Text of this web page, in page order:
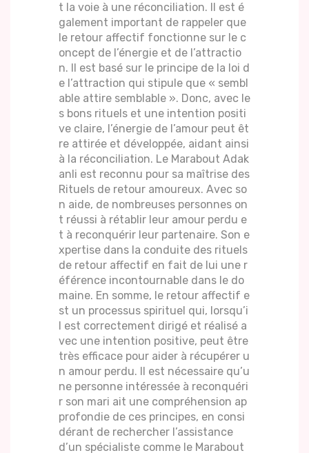
t la voie à une réconciliation. Il est é
galement important de rappeler que
le retour affectif fonctionne sur le c
oncept de l’énergie et de l’attractio
n. Il est basé sur le principe de la loi d
e l’attraction qui stipule que « sembl
able attire semblable ». Donc, avec le
s bons rituels et une intention positi
ve claire, l’énergie de l’amour peut êt
re attirée et développée, aidant ainsi
à la réconciliation. Le Marabout Adak
anli est reconnu pour sa maîtrise des
Rituels de retour amoureux. Avec so
n aide, de nombreuses personnes on
t réussi à rétablir leur amour perdu e
t à reconquérir leur partenaire. Son e
xpertise dans la conduite des rituels
de retour affectif en fait de lui une r
éférence incontournable dans le do
maine. En somme, le retour affectif e
st un processus spirituel qui, lorsqu’i
l est correctement dirigé et réalisé a
vec une intention positive, peut être
très efficace pour aider à récupérer u
n amour perdu. Il est nécessaire qu’u
ne personne intéressée à reconquéri
r son mari ait une compréhension ap
profondie de ces principes, en consi
dérant de rechercher l’assistance
d’un spécialiste comme le Marabout